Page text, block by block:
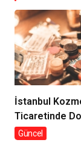
İstanbul
Ticaretinde
Tedarik
Güncel